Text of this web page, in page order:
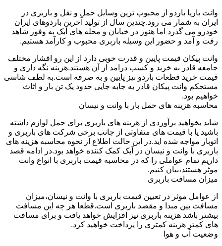
وانت باریا باردو از محبوب ترین وسایل حمل و نقل و باربری در
ایران به شمار می رود.چندین سال از تولید آخرین باردوهای ایران
خودرو می گذرد اما هنوز در خیابان و محله های آبک به وفور شاهد
رفت و آمد و حضور این وسیله باربری محبوب و کارآمد هستیم.
وانت پیکان قیمت پایین و قدرت خوبی دارد از این رو اقشار مختلف
جامعه قادر به خرید و کسب درامد از آن هستند.هزینه نگه داری و
قیمت خرید قطعات باردو نیز پایین و به صرفه است.به لطف شاسی
مستحکم وانت پیکان قادر به جابه جایی حدود یک تن بار و اثاث
خواهیم بود.
محاسبه هزینه های حمل بار با وانت و نیسان
شاید بخواهید برآوردی از هزینه های باربری برای حمل لوازم داشته
باشید یا با قیمت های متفاوتی از جانب برخی شرکت های باربری و
اتوبار مواجه شده اید.در این حالت اطلاع از نحوه محاسبه هزینه های
باربری با وانت و نیسان در آبک کمک کننده خواهد بود.در ادامه قصد
داریم تمام عواملی را که در محاسبه قیمت باربری با انواع وانت
موثر هستند،بیان کنیم.
میزان مسافت باربری
از عوامل موثر در تعیین قیمت باربری با وانت و نیسان،میزان
مسافت بین مبدا و مقصد باربری است.قطعا هر چه این مسافت
بیشتر باشد هزینه باربری نیز افزایش خواهد یافت و برای مسافت
های کمتر هزینه کمتری را پرداخت خواهید کرد.
وضعیت آب و هوا